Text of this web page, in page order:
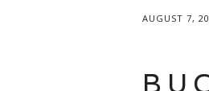
AUGUST 7,